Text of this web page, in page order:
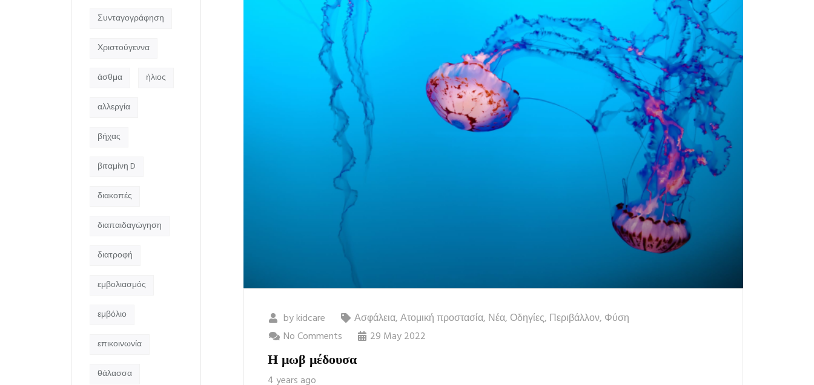
bykidcare Ασφάλεια,Ατομική προστασία, Νέα, Οδηγίες, Περιβάλλον, Φύση
No Comments
29 May 2022
Η μωβ μέδουσα
4 years ago
Συνταγογράφηση
Χριστούγεννα
άσθμα ήλιος
αλλεργία
βήχας
βιταμίνη D
διακοπές
διαπαιδαγώγηση
διατροφή
εμβολιασμός
εμβόλιο
επικοινωνία
θάλασσα